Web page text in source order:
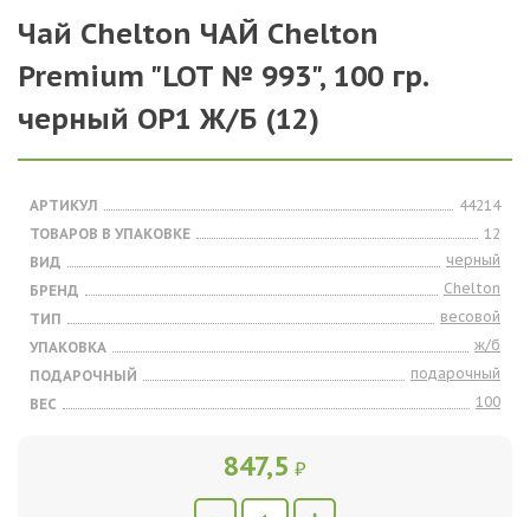
Чай Chelton ЧАЙ Chelton
Premium "LOT № 993", 100 гр.
черный OP1 Ж/Б (12)
АРТИКУЛ
44214
ТОВАРОВ В УПАКОВКЕ
12
ВИД
черный
БРЕНД
Chelton
ТИП
весовой
УПАКОВКА
ж/б
ПОДАРОЧНЫЙ
подарочный
ВЕС
100
847,5 ₽